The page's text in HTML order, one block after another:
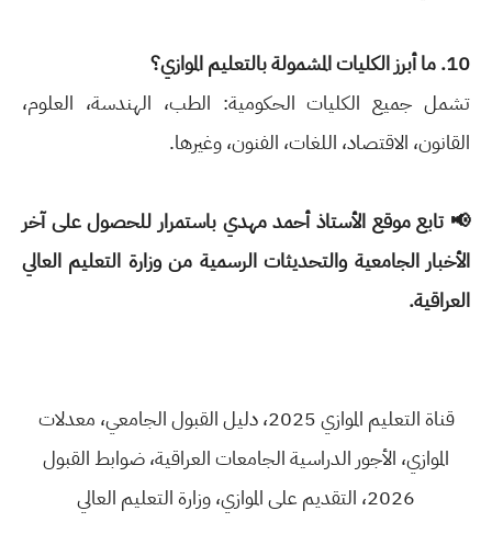
10. ما أبرز الكليات المشمولة بالتعليم الموازي؟
تشمل جميع الكليات الحكومية: الطب، الهندسة، العلوم،
القانون، الاقتصاد، اللغات، الفنون، وغيرها.
📢 تابع موقع الأستاذ أحمد مهدي باستمرار للحصول على آخر
الأخبار الجامعية والتحديثات الرسمية من وزارة التعليم العالي
العراقية.
قناة التعليم الموازي 2025، دليل القبول الجامعي، معدلات
الموازي، الأجور الدراسية الجامعات العراقية، ضوابط القبول
2026، التقديم على الموازي، وزارة التعليم العالي